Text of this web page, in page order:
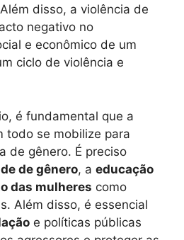
disso, a violência de
negativo no
e econômico de um
ciclo de violência e
é fundamental que a
todo se mobilize para
de gênero. É preciso
de gênero, a educação
das mulheres como
Além disso, é essencial
e políticas públicas